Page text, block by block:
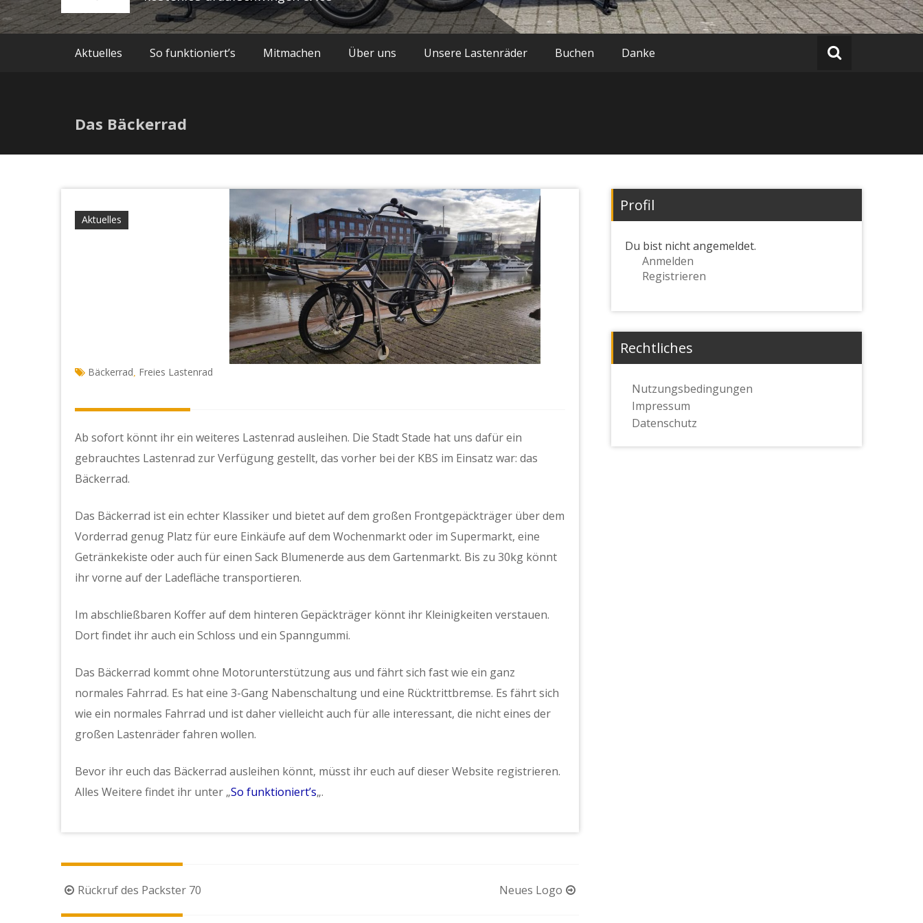
Aktuelles So funktioniert’s Mitmachen Über uns Unsere Lastenräder Buchen Danke
Das Bäckerrad
Aktuelles
Bäckerrad Freies Lastenrad
Ab sofort könnt ihr ein weiteres Lastenrad ausleihen. Die Stadt Stade hat uns dafür ein
gebrauchtes Lastenrad zur Verfügung gestellt, das vorher bei der KBS im Einsatz war: das
Bäckerrad.
Das Bäckerrad ist ein echter Klassiker und bietet auf dem großen Frontgepäckträger über dem
Vorderrad genug Platz für eure Einkäufe auf dem Wochenmarkt oder im Supermarkt, eine
Getränkekiste oder auch für einen Sack Blumenerde aus dem Gartenmarkt. Bis zu 30kg könnt
ihr vorne auf der Ladefläche transportieren.
Im abschließbaren Koffer auf dem hinteren Gepäckträger könnt ihr Kleinigkeiten verstauen.
Dort findet ihr auch ein Schloss und ein Spanngummi.
Das Bäckerrad kommt ohne Motorunterstützung aus und fährt sich fast wie ein ganz
normales Fahrrad. Es hat eine 3-Gang Nabenschaltung und eine Rücktrittbremse. Es fährt sich
wie ein normales Fahrrad und ist daher vielleicht auch für alle interessant, die nicht eines der
großen Lastenräder fahren wollen.
Bevor ihr euch das Bäckerrad ausleihen könnt, müsst ihr euch auf dieser Website registrieren.
Alles Weitere findet ihr unter „So funktioniert’s„.
Beitragsnavigation
Rückruf des Packster 70 Neues Logo
Profil
Du bist nicht angemeldet.
Anmelden
Registrieren
Rechtliches
Nutzungsbedingungen
Impressum
Datenschutz